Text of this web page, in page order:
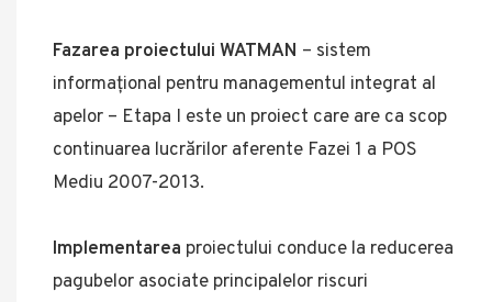
Fazarea proiectului WATMAN – sistem
informațional pentru managementul integrat al
apelor – Etapa I este un proiect care are ca scop
continuarea lucrărilor aferente Fazei 1 a POS
Mediu 2007-2013.
Implementarea proiectului conduce la reducerea
pagubelor asociate principalelor riscuri